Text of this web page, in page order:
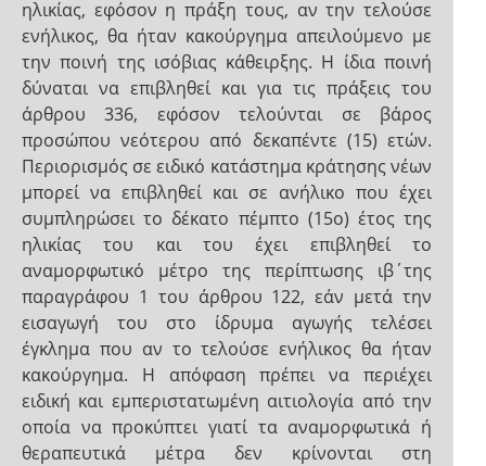
ηλικίας, εφόσον η πράξη τους, αν την τελούσε
ενήλικος, θα ήταν κακούργημα απειλούμενο με
την ποινή της ισόβιας κάθειρξης. Η ίδια ποινή
δύναται να επιβληθεί και για τις πράξεις του
άρθρου 336, εφόσον τελούνται σε βάρος
προσώπου νεότερου από δεκαπέντε (15) ετών.
Περιορισμός σε ειδικό κατάστημα κράτησης νέων
μπορεί να επιβληθεί και σε ανήλικο που έχει
συμπληρώσει το δέκατο πέμπτο (15ο) έτος της
ηλικίας του και του έχει επιβληθεί το
αναμορφωτικό μέτρο της περίπτωσης ιβ΄της
παραγράφου 1 του άρθρου 122, εάν μετά την
εισαγωγή του στο ίδρυμα αγωγής τελέσει
έγκλημα που αν το τελούσε ενήλικος θα ήταν
κακούργημα. Η απόφαση πρέπει να περιέχει
ειδική και εμπεριστατωμένη αιτιολογία από την
οποία να προκύπτει γιατί τα αναμορφωτικά ή
θεραπευτικά μέτρα δεν κρίνονται στη